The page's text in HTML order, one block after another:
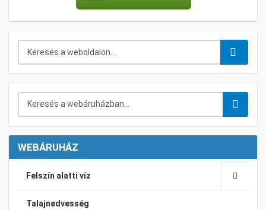
WEBÁRUHÁZ
Felszín alatti víz
Talajnedvesség